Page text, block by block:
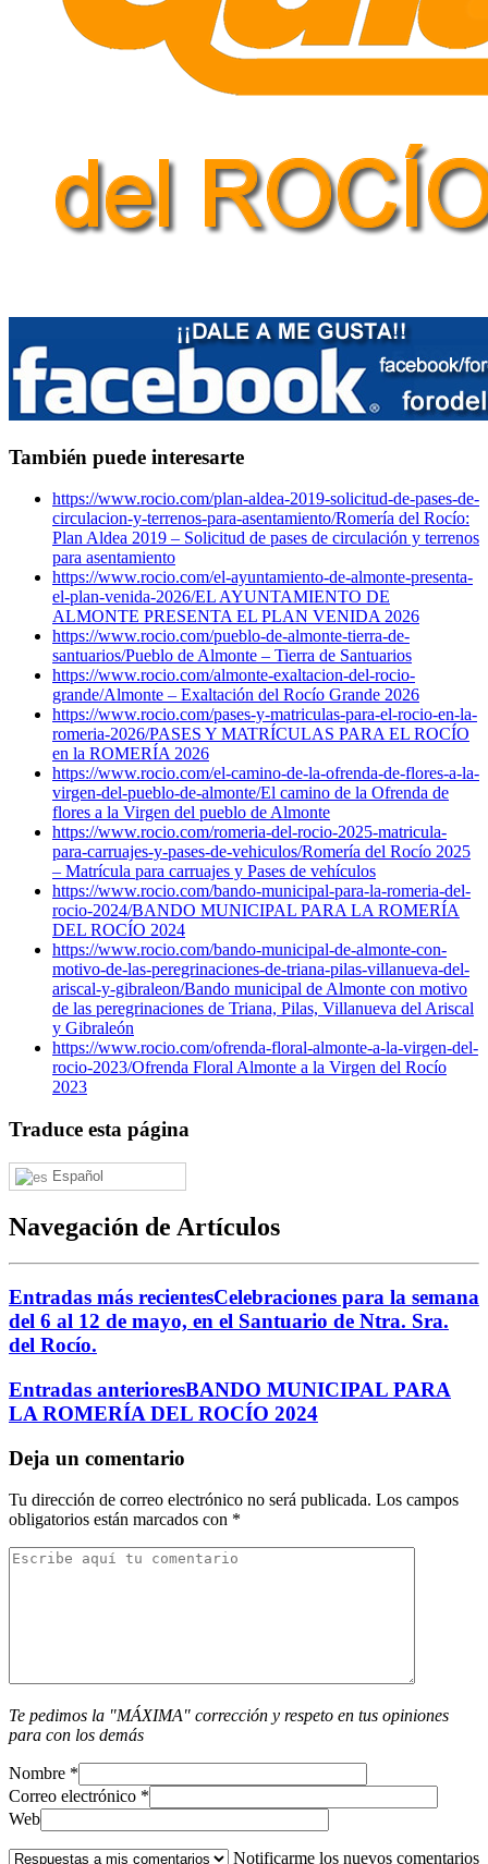
También puede interesarte
https://www.rocio.com/plan-aldea-2019-solicitud-de-pases-de-
circulacion-y-terrenos-para-asentamiento/Romería del Rocío:
Plan Aldea 2019 – Solicitud de pases de circulación y terrenos
para asentamiento
https://www.rocio.com/el-ayuntamiento-de-almonte-presenta-
el-plan-venida-2026/EL AYUNTAMIENTO DE
ALMONTE PRESENTA EL PLAN VENIDA 2026
https://www.rocio.com/pueblo-de-almonte-tierra-de-
santuarios/Pueblo de Almonte – Tierra de Santuarios
https://www.rocio.com/almonte-exaltacion-del-rocio-
grande/Almonte – Exaltación del Rocío Grande 2026
https://www.rocio.com/pases-y-matriculas-para-el-rocio-en-la-
romeria-2026/PASES Y MATRÍCULAS PARA EL ROCÍO
en la ROMERÍA 2026
https://www.rocio.com/el-camino-de-la-ofrenda-de-flores-a-la-
virgen-del-pueblo-de-almonte/El camino de la Ofrenda de
flores a la Virgen del pueblo de Almonte
https://www.rocio.com/romeria-del-rocio-2025-matricula-
para-carruajes-y-pases-de-vehiculos/Romería del Rocío 2025
– Matrícula para carruajes y Pases de vehículos
https://www.rocio.com/bando-municipal-para-la-romeria-del-
rocio-2024/BANDO MUNICIPAL PARA LA ROMERÍA
DEL ROCÍO 2024
https://www.rocio.com/bando-municipal-de-almonte-con-
motivo-de-las-peregrinaciones-de-triana-pilas-villanueva-del-
ariscal-y-gibraleon/Bando municipal de Almonte con motivo
de las peregrinaciones de Triana, Pilas, Villanueva del Ariscal
y Gibraleón
https://www.rocio.com/ofrenda-floral-almonte-a-la-virgen-del-
rocio-2023/Ofrenda Floral Almonte a la Virgen del Rocío
2023
Traduce esta página
Español
Navegación de Artículos
Entradas más recientesCelebraciones para la semana
del 6 al 12 de mayo, en el Santuario de Ntra. Sra.
del Rocío.
Entradas anterioresBANDO MUNICIPAL PARA
LA ROMERÍA DEL ROCÍO 2024
Deja un comentario
Tu dirección de correo electrónico no será publicada. Los campos
obligatorios están marcados con *
Te pedimos la "MÁXIMA" corrección y respeto en tus opiniones
para con los demás
Nombre *
Correo electrónico *
Web
Notificarme los nuevos comentarios